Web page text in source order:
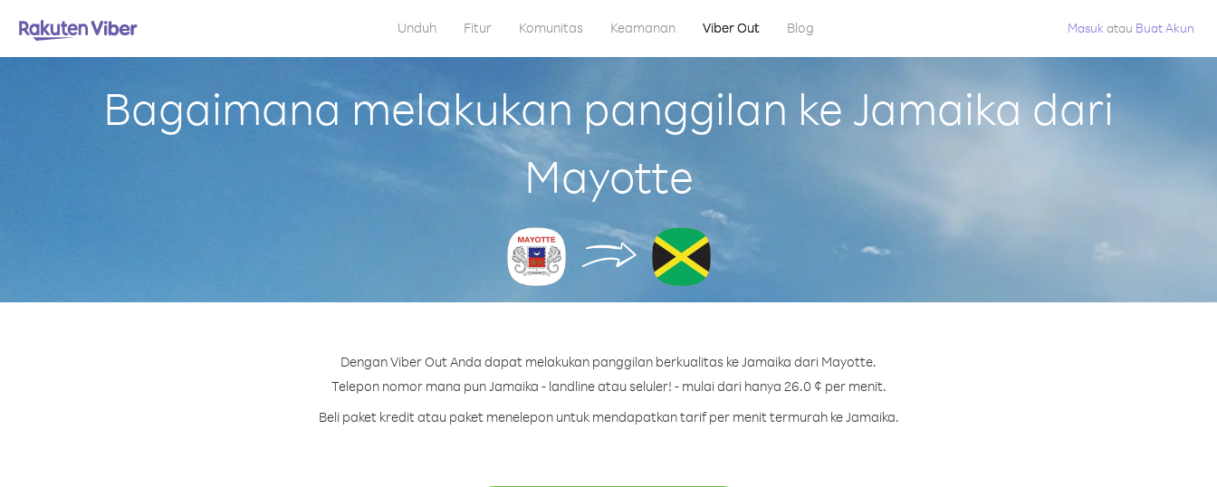
Unduh Fitur Komunitas Keamanan Viber Out Blog Masuk atau Buat Akun
Bagaimana melakukan panggilan ke Jamaika dari
Mayotte
Dengan Viber Out Anda dapat melakukan panggilan berkualitas ke Jamaika dari Mayotte.
Telepon nomor mana pun Jamaika - landline atau seluler! - mulai dari hanya 26.0 ¢ per menit.
Beli paket kredit atau paket menelepon untuk mendapatkan tarif per menit termurah ke Jamaika.